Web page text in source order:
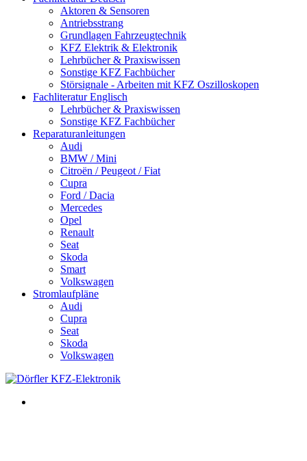
Aktoren & Sensoren
Antriebsstrang
Grundlagen Fahrzeugtechnik
KFZ Elektrik & Elektronik
Lehrbücher & Praxiswissen
Sonstige KFZ Fachbücher
Störsignale - Arbeiten mit KFZ Oszilloskopen
Fachliteratur Englisch
Lehrbücher & Praxiswissen
Sonstige KFZ Fachbücher
Reparaturanleitungen
Audi
BMW / Mini
Citroën / Peugeot / Fiat
Cupra
Ford / Dacia
Mercedes
Opel
Renault
Seat
Skoda
Smart
Volkswagen
Stromlaufpläne
Audi
Cupra
Seat
Skoda
Volkswagen